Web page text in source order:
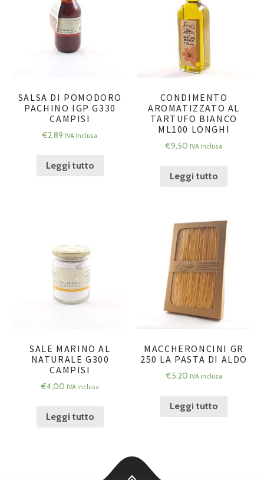
SALSA DI POMODORO
PACHINO IGP G330
CAMPISI
€2,89 IVA inclusa
Leggi tutto
CONDIMENTO
AROMATIZZATO AL
TARTUFO BIANCO
ML100 LONGHI
€9,50 IVA inclusa
Leggi tutto
SALE MARINO AL
NATURALE G300
CAMPISI
€4,00 IVA inclusa
Leggi tutto
MACCHERONCINI GR
250 LA PASTA DI ALDO
€5,20 IVA inclusa
Leggi tutto